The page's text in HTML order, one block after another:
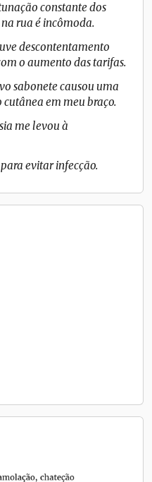
constante dos
rua é incômoda.
descontentamento
o aumento das tarifas.
sabonete causou uma
em meu braço.
me levou à
evitar infecção.